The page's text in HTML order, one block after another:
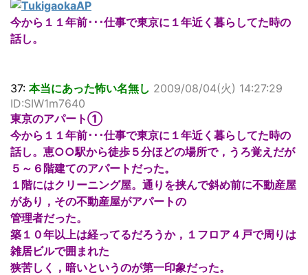
今から１１年前･･･仕事で東京に１年近く暮らしてた時の
話し。
37: 本当にあった怖い名無し 2009/08/04(火) 14:27:29
ID:SIW1m7640
東京のアパート①
今から１１年前･･･仕事で東京に１年近く暮らしてた時の
話し。恵○○駅から徒歩５分ほどの場所で，うろ覚えだが
５～６階建てのアパートだった。
１階にはクリーニング屋。通りを挟んで斜め前に不動産屋
があり，その不動産屋がアパートの
管理者だった。
築１０年以上は経ってるだろうか，１フロア４戸で周りは
雑居ビルで囲まれた
狭苦しく，暗いというのが第一印象だった。